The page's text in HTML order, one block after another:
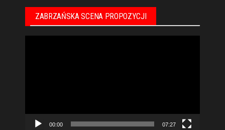
ZABRZAŃSKA SCENA PROPOZYCJI
00:00 07:27